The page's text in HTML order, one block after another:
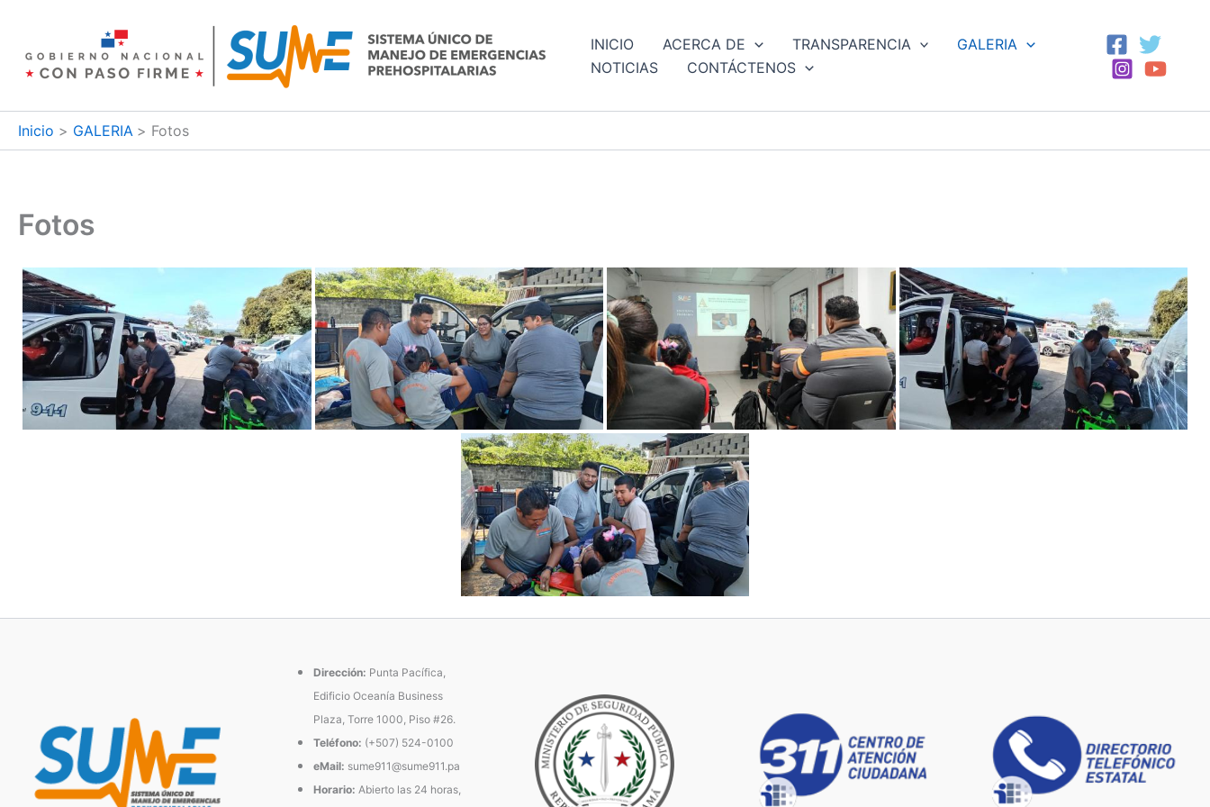
contenido
INICIO ACERCA DE TRANSPARENCIA
GALERIA
NOTICIAS
CONTÁCTENOS
Inicio GALERIA Fotos
Fotos
Dirección: Punta Pacífica,
Edificio Oceanía Business
Plaza, Torre 1000, Piso #26.
Teléfono: (+507) 524-0100
eMail: sume911@sume911.pa
Horario: Abierto las 24 horas,